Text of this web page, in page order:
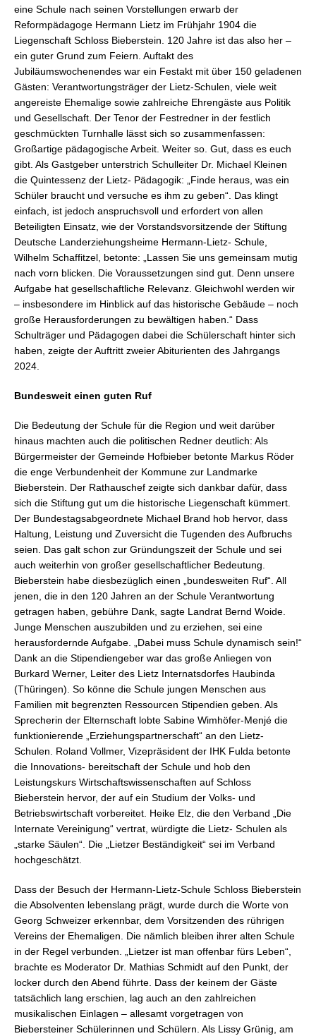
eine Schule nach seinen Vorstellungen erwarb der
Reformpädagoge Hermann Lietz im Frühjahr 1904 die
Liegenschaft Schloss Bieberstein. 120 Jahre ist das also her –
ein guter Grund zum Feiern. Auftakt des
Jubiläumswochenendes war ein Festakt mit über 150 geladenen
Gästen: Verantwortungsträger der Lietz-Schulen, viele weit
angereiste Ehemalige sowie zahlreiche Ehrengäste aus Politik
und Gesellschaft. Der Tenor der Festredner in der festlich
geschmückten Turnhalle lässt sich so zusammenfassen:
Großartige pädagogische Arbeit. Weiter so. Gut, dass es euch
gibt. Als Gastgeber unterstrich Schulleiter Dr. Michael Kleinen
die Quintessenz der Lietz- Pädagogik: „Finde heraus, was ein
Schüler braucht und versuche es ihm zu geben“. Das klingt
einfach, ist jedoch anspruchsvoll und erfordert von allen
Beteiligten Einsatz, wie der Vorstandsvorsitzende der Stiftung
Deutsche Landerziehungsheime Hermann-Lietz- Schule,
Wilhelm Schaffitzel, betonte: „Lassen Sie uns gemeinsam mutig
nach vorn blicken. Die Voraussetzungen sind gut. Denn unsere
Aufgabe hat gesellschaftliche Relevanz. Gleichwohl werden wir
– insbesondere im Hinblick auf das historische Gebäude – noch
große Herausforderungen zu bewältigen haben.“ Dass
Schulträger und Pädagogen dabei die Schülerschaft hinter sich
haben, zeigte der Auftritt zweier Abiturienten des Jahrgangs
2024.
Bundesweit einen guten Ruf
Die Bedeutung der Schule für die Region und weit darüber
hinaus machten auch die politischen Redner deutlich: Als
Bürgermeister der Gemeinde Hofbieber betonte Markus Röder
die enge Verbundenheit der Kommune zur Landmarke
Bieberstein. Der Rathauschef zeigte sich dankbar dafür, dass
sich die Stiftung gut um die historische Liegenschaft kümmert.
Der Bundestagsabgeordnete Michael Brand hob hervor, dass
Haltung, Leistung und Zuversicht die Tugenden des Aufbruchs
seien. Das galt schon zur Gründungszeit der Schule und sei
auch weiterhin von großer gesellschaftlicher Bedeutung.
Bieberstein habe diesbezüglich einen „bundesweiten Ruf“. All
jenen, die in den 120 Jahren an der Schule Verantwortung
getragen haben, gebühre Dank, sagte Landrat Bernd Woide.
Junge Menschen auszubilden und zu erziehen, sei eine
herausfordernde Aufgabe. „Dabei muss Schule dynamisch sein!“
Dank an die Stipendiengeber war das große Anliegen von
Burkard Werner, Leiter des Lietz Internatsdorfes Haubinda
(Thüringen). So könne die Schule jungen Menschen aus
Familien mit begrenzten Ressourcen Stipendien geben. Als
Sprecherin der Elternschaft lobte Sabine Wimhöfer-Menjé die
funktionierende „Erziehungspartnerschaft“ an den Lietz-
Schulen. Roland Vollmer, Vizepräsident der IHK Fulda betonte
die Innovations- bereitschaft der Schule und hob den
Leistungskurs Wirtschaftswissenschaften auf Schloss
Bieberstein hervor, der auf ein Studium der Volks- und
Betriebswirtschaft vorbereitet. Heike Elz, die den Verband „Die
Internate Vereinigung“ vertrat, würdigte die Lietz- Schulen als
„starke Säulen“. Die „Lietzer Beständigkeit“ sei im Verband
hochgeschätzt.
Dass der Besuch der Hermann-Lietz-Schule Schloss Bieberstein
die Absolventen lebenslang prägt, wurde durch die Worte von
Georg Schweizer erkennbar, dem Vorsitzenden des rührigen
Vereins der Ehemaligen. Die nämlich bleiben ihrer alten Schule
in der Regel verbunden. „Lietzer ist man offenbar fürs Leben“,
brachte es Moderator Dr. Mathias Schmidt auf den Punkt, der
locker durch den Abend führte. Dass der keinem der Gäste
tatsächlich lang erschien, lag auch an den zahlreichen
musikalischen Einlagen – allesamt vorgetragen von
Biebersteiner Schülerinnen und Schülern. Als Lissy Grünig, am